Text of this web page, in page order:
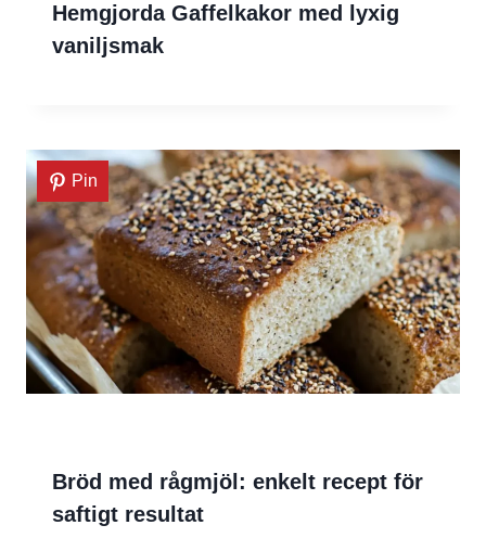
Hemgjorda Gaffelkakor med lyxig
vaniljsmak
Pin
Bröd med rågmjöl: enkelt recept för
saftigt resultat